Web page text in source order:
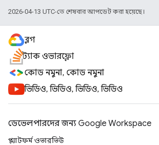
2026-04-13 UTC-তে শেষবার আপডেট করা হয়েছে।
ব্লগ
স্ট্যাক ওভারফ্লো
কোড নমুনা, কোড নমুনা
ভিডিও, ভিডিও, ভিডিও, ভিডিও
ডেভেলপারদের জন্য Google Workspace
প্ল্যাটফর্ম ওভারভিউ